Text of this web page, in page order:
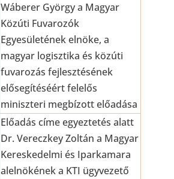
Wáberer György a Magyar
Közúti Fuvarozók
Egyesületének elnöke, a
magyar logisztika és közúti
fuvarozás fejlesztésének
elősegítéséért felelős
miniszteri megbízott előadása
Előadás címe egyeztetés alatt
Dr. Vereczkey Zoltán a Magyar
Kereskedelmi és Iparkamara
alelnökének a KTI ügyvezető